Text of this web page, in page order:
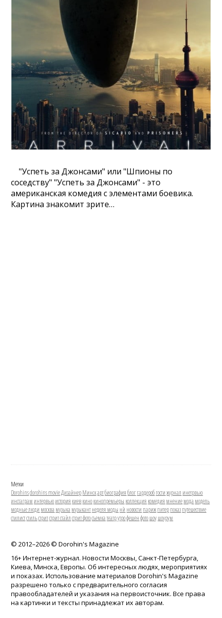
"Успеть за Джонсами" или "Шпионы по
соседству" "Успеть за Джонсами" - это
американская комедия с элементами боевика.
Картина знакомит зрите…
Метки
Dorohinsdorohins movieДизайнерМинскартбиографияблоггардеробгостижурнал инетрвью
инстаграм интервьюистория киевкинокинопремьеры коллекция комедия мнениемода модель
модные люди москва музыка музыкантнеделя моды нй новости парижпитерпоказпутешествие
стилистстильстритстрит стайлстрит фотосъемкатеатрутрофешенфотошоушоурум
© 2012–2026 © Dorohin's Magazine
16+ Интернет-журнал. Новости Москвы, Санкт-Петербурга,
Киева, Минска, Европы. Об интересных людях, мероприятиях
и показах. Использование материалов Dorohin's Magazine
разрешено только с предварительного согласия
правообладателей и указания на первоисточник. Все права
на картинки и тексты принадлежат их авторам.